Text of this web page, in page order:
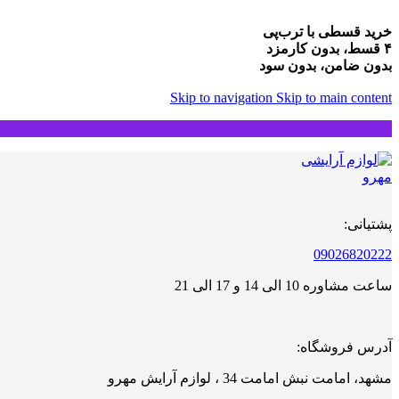
خرید قسطی با ترب‌پی
۴ قسط، بدون کارمزد
بدون ضامن، بدون سود
Skip to navigation Skip to main content
پشتیانی:
09026820222
ساعت مشاوره 10 الی 14 و 17 الی 21
آدرس فروشگاه:
مشهد، امامت نبش امامت 34 ، لوازم آرایش مهرو